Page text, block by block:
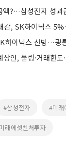
액?…삼성전자 성과
#삼성전자 #미래
래에셋벤처투자